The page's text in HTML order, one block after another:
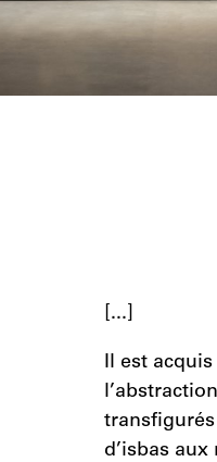
[...]
Il est acquis
transfigurés
d’isbas